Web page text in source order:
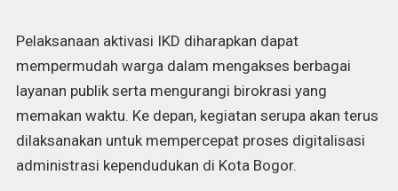
Pelaksanaan aktivasi IKD diharapkan dapat
mempermudah warga dalam mengakses berbagai
layanan publik serta mengurangi birokrasi yang
memakan waktu. Ke depan, kegiatan serupa akan terus
dilaksanakan untuk mempercepat proses digitalisasi
administrasi kependudukan di Kota Bogor.